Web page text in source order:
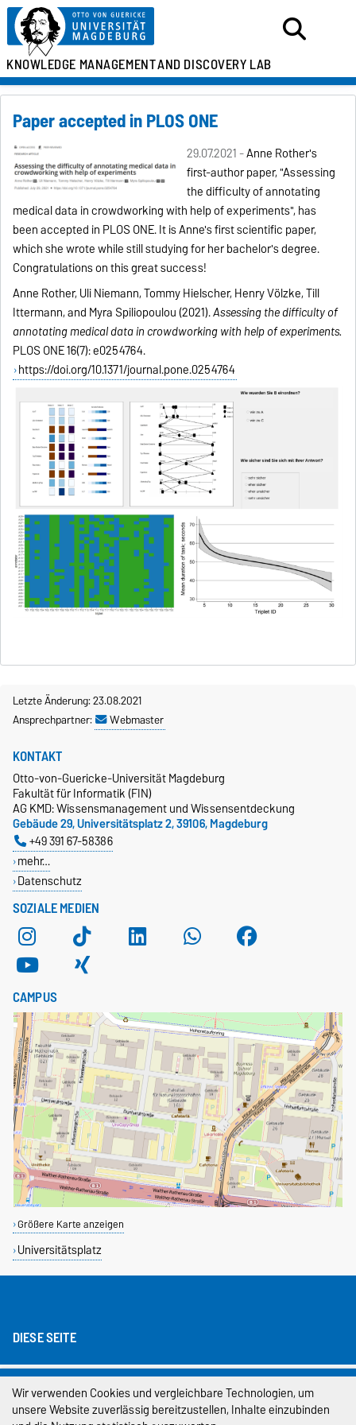
KNOWLEDGE MANAGEMENTAND DISCOVERY LAB
Paper accepted in PLOS ONE
29.07.2021 -Anne Rother's
first-author paper, "Assessing
the difficulty of annotating
medical data in crowdworking with help of experiments", has
been accepted in PLOS ONE. It is Anne's first scientific paper,
which she wrote while still studying for her bachelor's degree.
Congratulations on this great success!
Anne Rother, Uli Niemann, Tommy Hielscher, Henry Völzke, Till
Ittermann, and Myra Spiliopoulou (2021).Assessing the difficulty of
annotating medical data in crowdworking with help of experiments.
PLOS ONE 16(7): e0254764.
https://doi.org/10.1371/journal.pone.0254764
Letzte Änderung: 23.08.2021
Ansprechpartner:
Webmaster
SOZIALE MEDIEN
KONTAKT
Otto-von-Guericke-Universität Magdeburg
Fakultät für Informatik (FIN)
AG KMD: Wissensmanagement und Wissensentdeckung
Gebäude 29, Universitätsplatz 2, 39106, Magdeburg
+49 391 67-58386
mehr…
Datenschutz
CAMPUS
Größere Karte anzeigen
Universitätsplatz
DIESE SEITE
Impressum
Datenschutz
Wir verwenden Cookies und vergleichbare Technologien, um
unsere Website zuverlässig bereitzustellen, Inhalte einzubinden